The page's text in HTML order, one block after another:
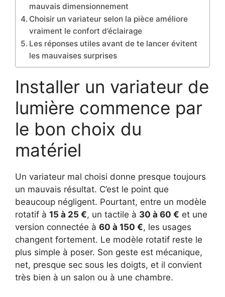
mauvais dimensionnement
Choisir un variateur selon la pièce améliore
vraiment le confort d’éclairage
Les réponses utiles avant de te lancer évitent
les mauvaises surprises
Installer un variateur de
lumière commence par
le bon choix du
matériel
Un variateur mal choisi donne presque toujours
un mauvais résultat. C’est le point que
beaucoup négligent. Pourtant, entre un modèle
rotatif à 15 à 25 €, un tactile à 30 à 60 € et une
version connectée à 60 à 150 €, les usages
changent fortement. Le modèle rotatif reste le
plus simple à poser. Son geste est mécanique,
net, presque sec sous les doigts, et il convient
très bien à un salon ou à une chambre.